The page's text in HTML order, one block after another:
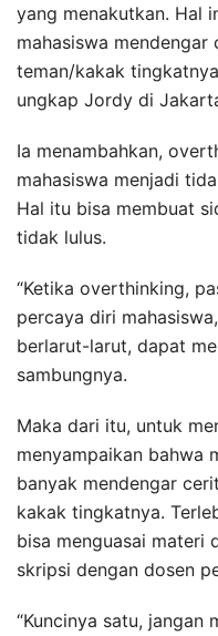
yang menakutkan. Hal
mahasiswa
teman/kakak
ungkap Jordy di
Ia menambahkan,
mahasiswa menjadi
Hal itu bisa membuat
tidak lulus.
“Ketika overthinking,
percaya diri
berlarut-larut, dapat
sambungnya.
Maka dari itu, untuk
menyampaikan bahwa
banyak mendengar
kakak tingkatnya.
bisa menguasai materi
skripsi dengan dosen
“Kuncinya satu, jangan